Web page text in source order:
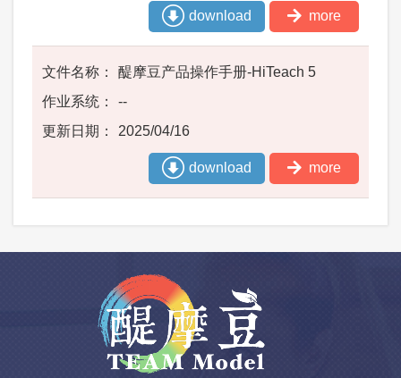
download more
醍摩豆产品操作手册-HiTeach 5
--
2025/04/16
download more